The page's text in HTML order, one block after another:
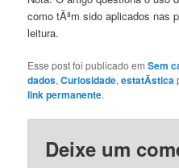
como tÃªm sido aplicados nas
leitura.
Esse post foi publicado emSem
dados,Curiosidade,estatÃ­stica
link permanente.
Deixe um